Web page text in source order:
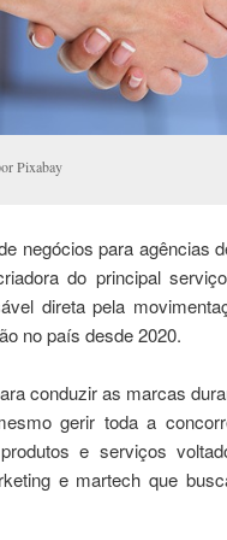
Pixabay
negócios para agências
do principal
direta pela
no país desde 2020.
conduzir as marcas
gerir toda a
e serviços
e martech que